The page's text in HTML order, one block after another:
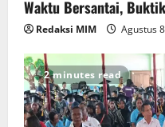
Waktu Bersantai,
Redaksi MIM Agustus
2 minutes read